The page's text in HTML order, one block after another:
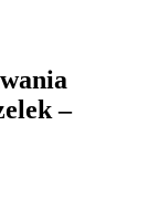
–